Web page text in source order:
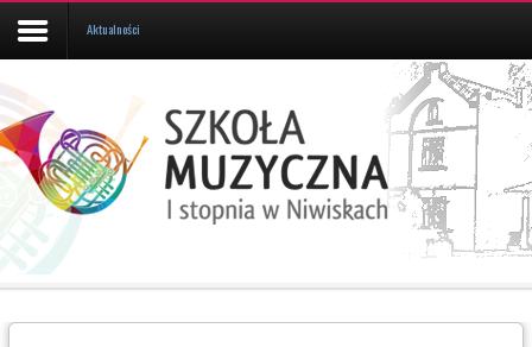
Aktualności
Kalendarz
UCZEŃ/RODZIC
Galeria
Aktualności